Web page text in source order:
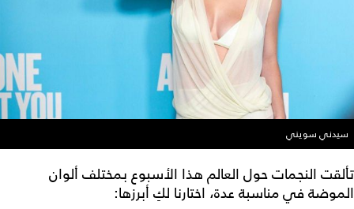
سيدني سويني
تألقت النجمات حول العالم هذا الأسبوع بمختلف ألوان
الموضة في مناسبة عدة، اختارنا لكِ أبرزها: